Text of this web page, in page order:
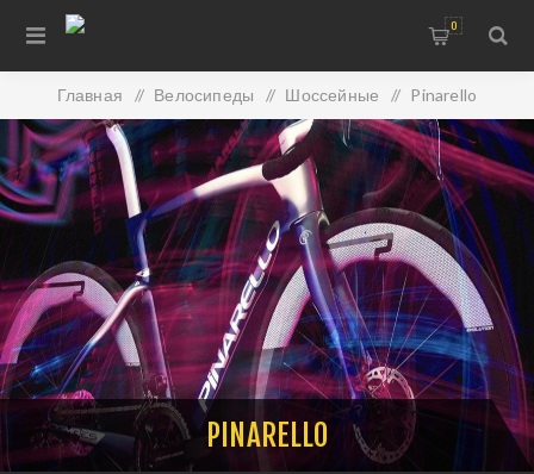
0
Главная / Велосипеды / Шоссейные / Pinarello
PINARELLO